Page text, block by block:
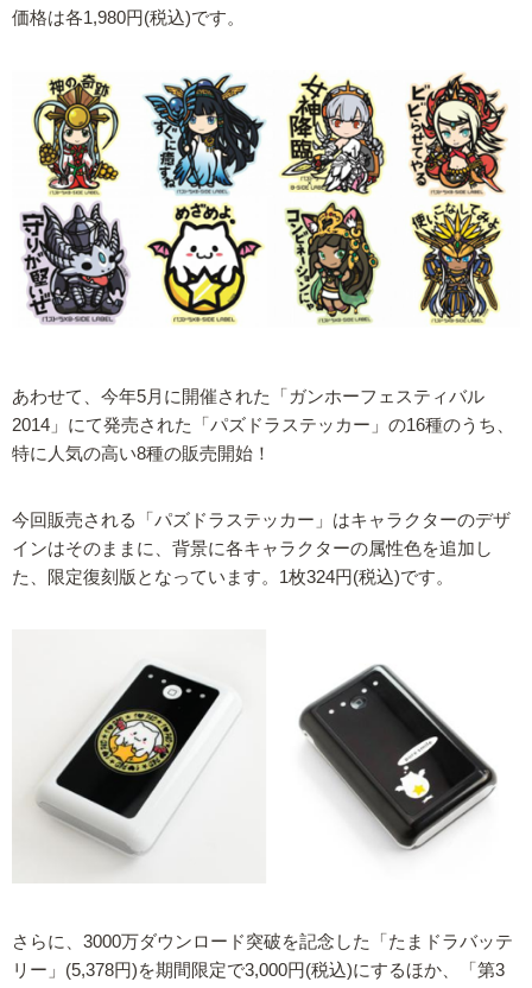
価格は各1,980円(税込)です。
あわせて、今年5月に開催された「ガンホーフェスティバル
2014」にて発売された「パズドラステッカー」の16種のうち、
特に人気の高い8種の販売開始！
今回販売される「パズドラステッカー」はキャラクターのデザ
インはそのままに、背景に各キャラクターの属性色を追加し
た、限定復刻版となっています。1枚324円(税込)です。
さらに、3000万ダウンロード突破を記念した「たまドラバッテ
リー」(5,378円)を期間限定で3,000円(税込)にするほか、「第3